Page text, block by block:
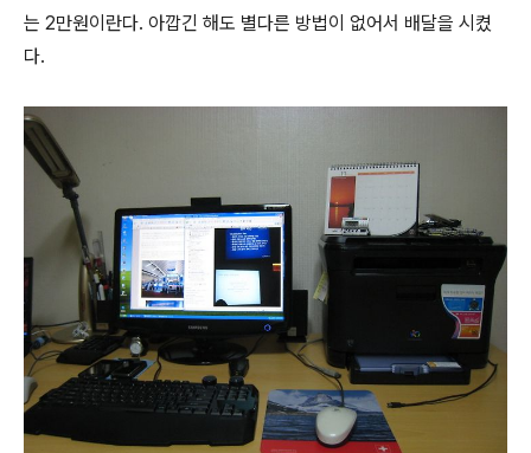
는 2만원이란다. 아깝긴 해도 별다른 방법이 없어서 배달을 시켰
다.